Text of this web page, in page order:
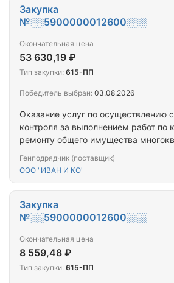
Оказание услуг по осуществлению
контроля за выполнением работ по
ремонту общего имущества
Скопинский муниципальный округ,
Генподрядчик (поставщик)
ООО "ИВАН И КО"
Закупка
№░░5900000012600░░░
Окончательная цена
53 630,19 ₽
Тип закупки: 615-ПП
Победитель выбран: 03.08.2026
Закупка
№░░5900000012600░░░
Окончательная цена
8 559,48 ₽
Тип закупки: 615-ПП